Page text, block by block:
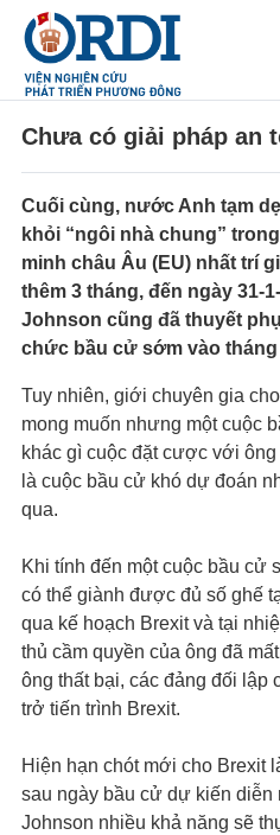
Chưa có giải pháp an
Cuối cùng, nước Anh tạm
khỏi “ngôi nhà chung”
minh châu Âu (EU) nhất trí
thêm 3 tháng, đến ngày 31-
Johnson cũng đã thuyết
chức bầu cử sớm vào tháng
Tuy nhiên, giới chuyên gia
mong muốn nhưng một cuộc
khác gì cuộc đặt cược với
là cuộc bầu cử khó dự đoán
qua.
Khi tính đến một cuộc bầu cử
có thể giành được đủ số ghế
qua kế hoạch Brexit và tại
thủ cầm quyền của ông đã
ông thất bại, các đảng đối lập
trở tiến trình Brexit.
Hiện hạn chót mới cho Brexit
sau ngày bầu cử dự kiến diễn
Johnson nhiều khả năng sẽ